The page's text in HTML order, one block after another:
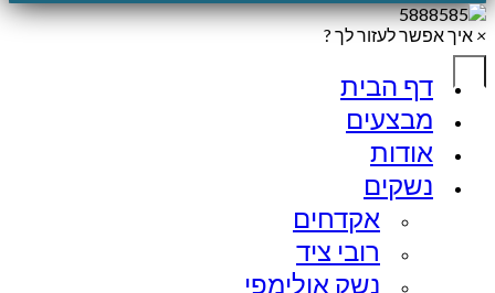
× איך אפשר לעזור לך ?
דף הבית
מבצעים
אודות
נשקים
אקדחים
רובי ציד
נשק אולימפי